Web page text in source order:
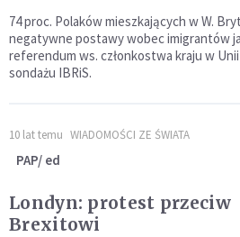
74 proc. Polaków mieszkających w W.
negatywne postawy wobec imigrantów
referendum ws. członkostwa kraju w
sondażu IBRiS.
10 lat temu WIADOMOŚCI ZE ŚWIATA
PAP/ ed
Londyn: protest przeciw
Brexitowi